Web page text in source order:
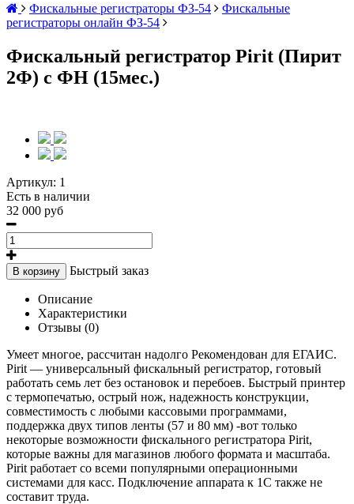
Фискальные регистраторы ФЗ-54
Фискальные
регистраторы онлайн ФЗ-54
Фискальный регистратор Pirit (Пирит
2Ф) с ФН (15мес.)
Артикул: 1
Есть в наличии
32 000 руб
В корзину Быстрый заказ
Описание
Характеристики
Отзывы (0)
Умеет многое, рассчитан надолго Рекомендован для ЕГАИС.
Pirit — универсальный фискальный регистратор, готовый
работать семь лет без остановок и перебоев. Быстрый принтер
с термопечатью, острый нож, надежность конструкции,
совместимость с любыми кассовыми программами,
поддержка двух типов ленты (57 и 80 мм) -вот только
некоторые возможности фискального регистратора Pirit,
которые важны для магазинов любого формата и масштаба.
Pirit работает со всеми популярными операционными
системами для касс. Подключение аппарата к 1С также не
составит труда.